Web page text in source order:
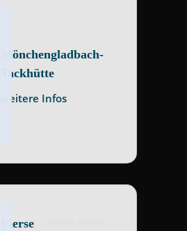
Mönchengladbach-
Tackhütte
weitere Infos
Vierse